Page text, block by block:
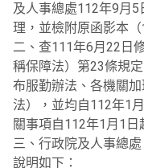
及人事總處112年9月
理，並檢附原函影本（
二、查111年6月22日
稱保障法）第23條規
布服勤辦法、各機關
法），並均自112年1
關事項自112年1月1日
三、行政院及人事總
說明如下：